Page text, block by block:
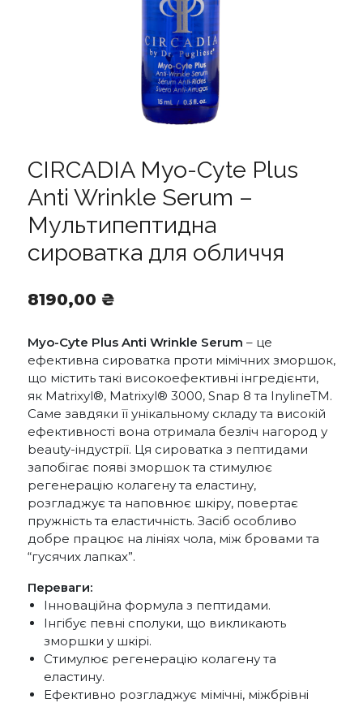
CIRCADIA Myo-Cyte Plus
Anti Wrinkle Serum –
Мультипептидна
сироватка для обличчя
8190,00 ₴
Myo-Cyte Plus Anti Wrinkle Serum – це
ефективна сироватка проти мімічних зморшок,
що містить такі високоефективні інгредієнти,
як Matrixyl®, Matrixyl® 3000, Snap 8 та InylineTM.
Саме завдяки її унікальному складу та високій
ефективності вона отримала безліч нагород у
beauty-індустрії. Ця сироватка з пептидами
запобігає появі зморшок та стимулює
регенерацію колагену та еластину,
розгладжує та наповнює шкіру, повертає
пружність та еластичність. Засіб особливо
добре працює на лініях чола, між бровами та
“гусячих лапках”.
Переваги:
Інноваційна формула з пептидами.
Інгібує певні сполуки, що викликають
зморшки у шкірі.
Стимулює регенерацію колагену та
еластину.
Ефективно розгладжує мімічні, міжбрівні